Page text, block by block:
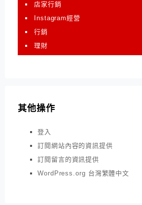
店家行銷
Instagram經營
行銷
理財
其他操作
登入
訂閱網站內容的資訊提供
訂閱留言的資訊提供
WordPress.org 台灣繁體中文